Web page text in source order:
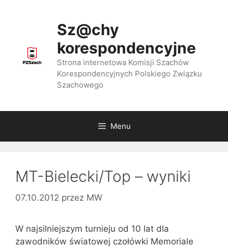
Sz@chy
korespondencyjne
Strona internetowa Komisji Szachów
Korespondencyjnych Polskiego Związku
Szachowego
Menu
MT-Bielecki/Top – wyniki
07.10.2012 przez MW
W najsilniejszym turnieju od 10 lat dla
zawodników światowej czołówki Memoriale